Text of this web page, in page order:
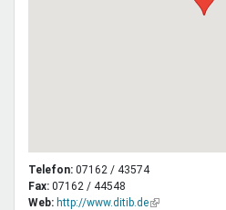
Telefon: 07162 / 43574
Fax: 07162 / 44548
Web: http://www.ditib.de(Link